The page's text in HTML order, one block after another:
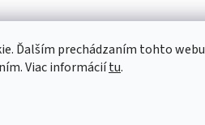
Ďalším prechádzaním tohto webu
Viac informáciítu.